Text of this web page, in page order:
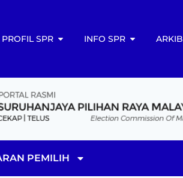
PROFIL SPR INFO SPR ARKIB
PEMILIH